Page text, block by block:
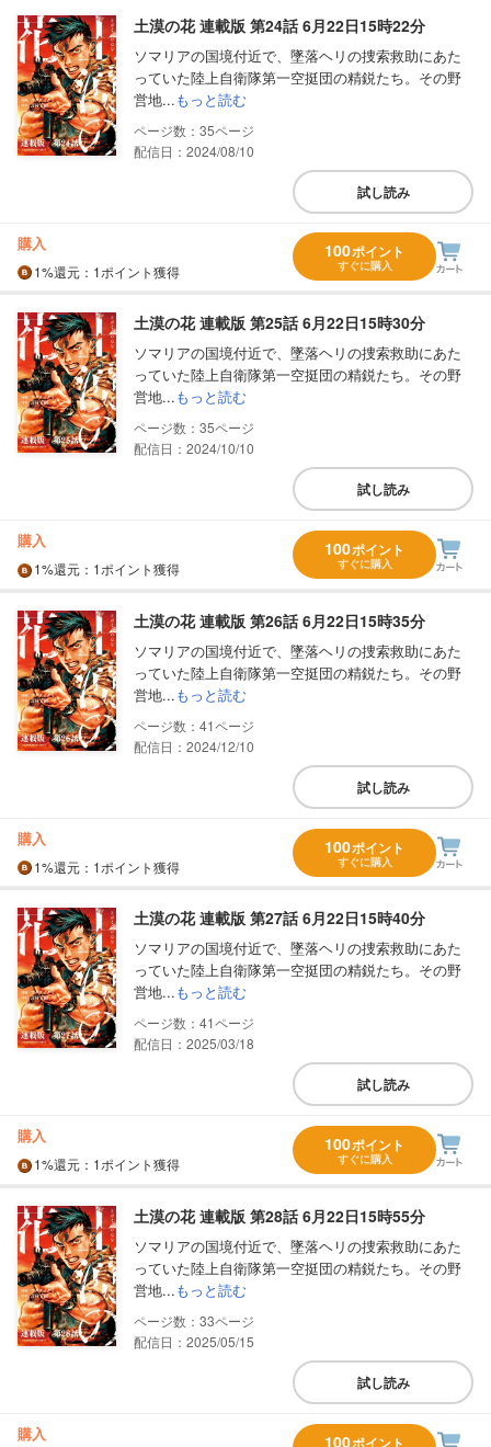
土漠の花 連載版 第24話 6月22日15時22分
ソマリアの国境付近で、墜落ヘリの捜索救助にあた
っていた陸上自衛隊第一空挺団の精鋭たち。その野
営地...もっと読む
35
配信日：2024/08/10
試し読み
購入
1%還元 ：1ポイント獲得
100ポイント
すぐに購入
土漠の花 連載版 第25話 6月22日15時30分
ソマリアの国境付近で、墜落ヘリの捜索救助にあた
っていた陸上自衛隊第一空挺団の精鋭たち。その野
営地...もっと読む
35
配信日：2024/10/10
試し読み
購入
1%還元 ：1ポイント獲得
100ポイント
すぐに購入
土漠の花 連載版 第26話 6月22日15時35分
ソマリアの国境付近で、墜落ヘリの捜索救助にあた
っていた陸上自衛隊第一空挺団の精鋭たち。その野
営地...もっと読む
41
配信日：2024/12/10
試し読み
購入
1%還元 ：1ポイント獲得
100ポイント
すぐに購入
土漠の花 連載版 第27話 6月22日15時40分
ソマリアの国境付近で、墜落ヘリの捜索救助にあた
っていた陸上自衛隊第一空挺団の精鋭たち。その野
営地...もっと読む
41
配信日：2025/03/18
試し読み
購入
1%還元 ：1ポイント獲得
100ポイント
すぐに購入
土漠の花 連載版 第28話 6月22日15時55分
ソマリアの国境付近で、墜落ヘリの捜索救助にあた
っていた陸上自衛隊第一空挺団の精鋭たち。その野
営地...もっと読む
33
配信日：2025/05/15
試し読み
購入 100ポイント